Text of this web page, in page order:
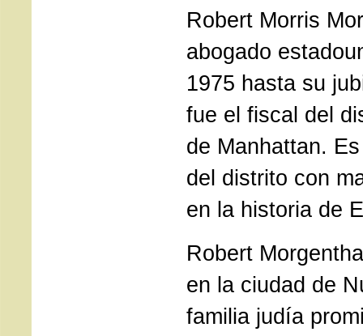
Robert Morris
abogado
1975 hasta su
fue el fiscal del
de Manhattan.
del distrito con
en la historia de
Robert
en la ciudad de
familia judía